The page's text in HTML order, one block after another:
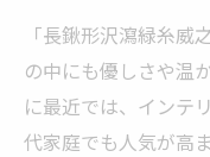
「長鍬形沢瀉緑糸
の中にも優しさや温
に最近では、インテ
代家庭でも人気が高